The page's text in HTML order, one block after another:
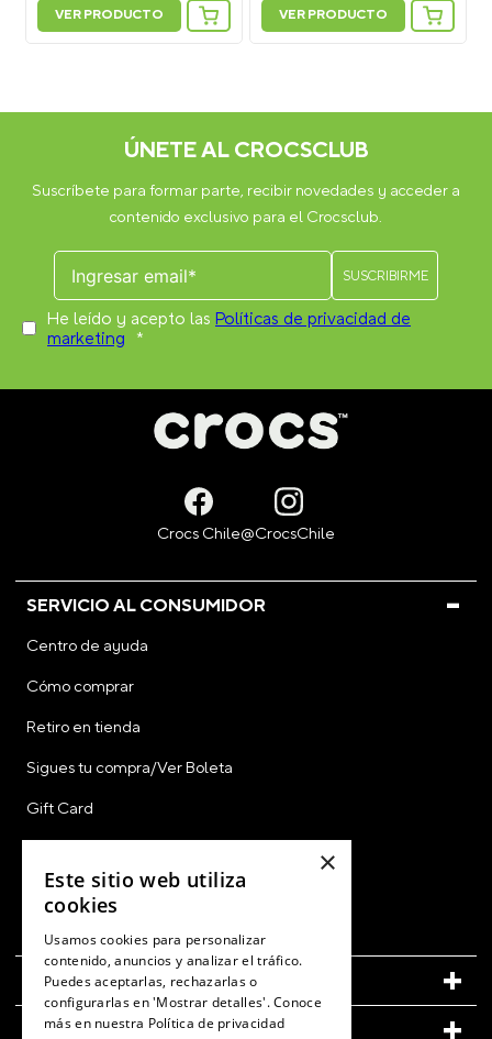
VER PRODUCTO VER PRODUCTO
ÚNETE AL CROCSCLUB
Suscríbete para formar parte, recibir novedades y acceder a
contenido exclusivo para el Crocsclub.
He leído y acepto las Políticas de privacidad de
marketing *
SERVICIO AL CONSUMIDOR
Centro de ayuda
Cómo comprar
Retiro en tienda
Sigues tu compra/Ver Boleta
Gift Card
CyberMonday
Ver Boleta / Ticket de Cambio
CUENTA
LEGAL
×
Este sitio web utiliza
cookies
Usamos cookies para personalizar
contenido, anuncios y analizar el tráfico.
Puedes aceptarlas, rechazarlas o
configurarlas en 'Mostrar detalles'. Conoce
más en nuestra Política de privacidad